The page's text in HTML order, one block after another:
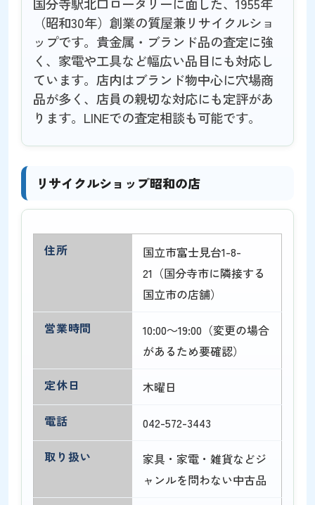
（昭和30年）創業の質屋兼リサイクルショ
ップです。貴金属・ブランド品の査定に強
く、家電や工具など幅広い品目にも対応し
ています。店内はブランド物中心に穴場商
品が多く、店員の親切な対応にも定評があ
ります。LINEでの査定相談も可能です。
リサイクルショップ昭和の店
住所
国立市富士見台1-8-
21（国分寺市に隣接する
国立市の店舗）
営業時間
10:00～19:00（変更の場合
があるため要確認）
定休日
木曜日
電話
042-572-3443
取り扱い
家具・家電・雑貨などジ
ャンルを問わない中古品